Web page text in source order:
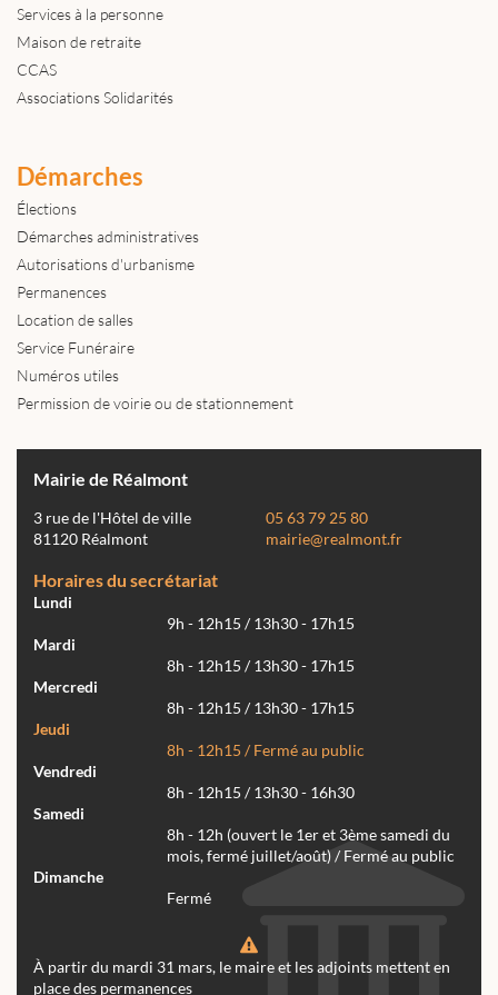
Services à la personne
Maison de retraite
CCAS
Associations Solidarités
Démarches
Élections
Démarches administratives
Autorisations d'urbanisme
Permanences
Location de salles
Service Funéraire
Numéros utiles
Permission de voirie ou de stationnement
Mairie de Réalmont
3 rue de l'Hôtel de ville
81120 Réalmont
05 63 79 25 80
mairie@realmont.fr
Horaires du secrétariat
Lundi
9h - 12h15 / 13h30 - 17h15
Mardi
8h - 12h15 / 13h30 - 17h15
Mercredi
8h - 12h15 / 13h30 - 17h15
Jeudi
8h - 12h15 / Fermé au public
Vendredi
8h - 12h15 / 13h30 - 16h30
Samedi
8h - 12h (ouvert le 1er et 3ème samedi du
mois, fermé juillet/août) / Fermé au public
Dimanche
Fermé
À partir du mardi 31 mars, le maire et les adjoints mettent en
place des permanences